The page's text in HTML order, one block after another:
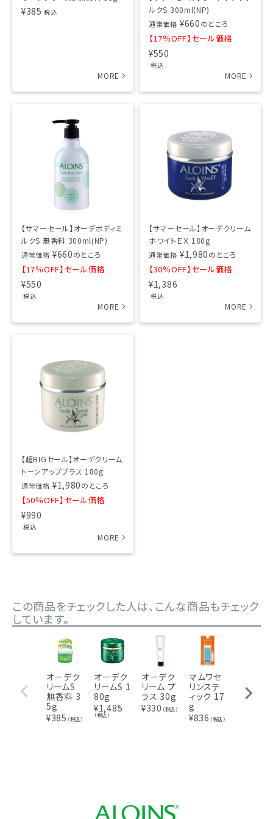
¥385 税込
ルクS 300ml(NP)
通常価格 ¥660のところ
【17％OFF】セール価格
¥550
税込
【サマーセール】オーデボディミ
ルクS 無香料 300ml(NP)
通常価格 ¥660のところ
【17％OFF】セール価格
¥550
税込
【サマーセール】オーデクリーム
ホワイトＥＸ 180g
通常価格 ¥1,980のところ
【30％OFF】セール価格
¥1,386
税込
【超BIGセール】オーデクリーム
トーンアッププラス 180g
通常価格 ¥1,980のところ
【50％OFF】セール価格
¥990
税込
この商品をチェックした人は、こんな商品もチェック
しています。
オーデク
リームS
無香料 3
5g
¥385 （税込）
オーデク
リームS 1
80g
¥1,485
（税込）
オーデク
リーム プ
ラス 30g
¥330 （税込）
マムワセ
リンステ
ィック 17
g
¥836 （税込）
リームS
無香料 1